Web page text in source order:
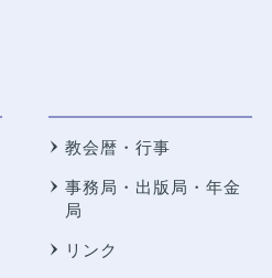
教会暦・行事
事務局・出版局・年金
局
リンク